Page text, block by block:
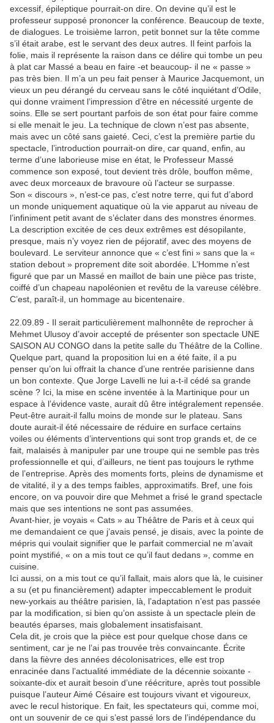
excessif, épileptique pourrait-on dire. On devine qu’il est le
professeur supposé prononcer la conférence. Beaucoup de texte,
de dialogues. Le troisième larron, petit bonnet sur la tête comme
s’il était arabe, est le servant des deux autres. Il feint parfois la
folie, mais il représente la raison dans ce délire qui tombe un peu
à plat car Massé a beau en faire -et beaucoup- il ne « passe »
pas très bien. Il m’a un peu fait penser à Maurice Jacquemont, un
vieux un peu dérangé du cerveau sans le côté inquiétant d’Odile,
qui donne vraiment l’impression d’être en nécessité urgente de
soins. Elle se sert pourtant parfois de son état pour faire comme
si elle menait le jeu. La technique de clown n’est pas absente,
mais avec un côté sans gaieté. Ceci, c’est la première partie du
spectacle, l’introduction pourrait-on dire, car quand, enfin, au
terme d’une laborieuse mise en état, le Professeur Massé
commence son exposé, tout devient très drôle, bouffon même,
avec deux morceaux de bravoure où l’acteur se surpasse.
Son « discours », n’est-ce pas, c’est notre terre, qui fut d’abord
un monde uniquement aquatique où la vie apparut au niveau de
l’infiniment petit avant de s’éclater dans des monstres énormes.
La description excitée de ces deux extrêmes est désopilante,
presque, mais n’y voyez rien de péjoratif, avec des moyens de
boulevard. Le serviteur annonce que « c’est fini » sans que la «
station debout » proprement dite soit abordée. L’Homme n’est
figuré que par un Massé en maillot de bain une pièce pas triste,
coiffé d’un chapeau napoléonien et revêtu de la vareuse célèbre.
C’est, paraît-il, un hommage au bicentenaire.
22.09.89 - Il serait particulièrement malhonnête de reprocher à
Mehmet Ulusoy d’avoir accepté de présenter son spectacle UNE
SAISON AU CONGO dans la petite salle du Théâtre de la Colline.
Quelque part, quand la proposition lui en a été faite, il a pu
penser qu’on lui offrait la chance d’une rentrée parisienne dans
un bon contexte. Que Jorge Lavelli ne lui a-t-il cédé sa grande
scène ? Ici, la mise en scène inventée à la Martinique pour un
espace à l’évidence vaste, aurait dû être intégralement repensée.
Peut-être aurait-il fallu moins de monde sur le plateau. Sans
doute aurait-il été nécessaire de réduire en surface certains
voiles ou éléments d’interventions qui sont trop grands et, de ce
fait, malaisés à manipuler par une troupe qui ne semble pas très
professionnelle et qui, d’ailleurs, ne tient pas toujours le rythme
de l’entreprise. Après des moments forts, pleins de dynamisme et
de vitalité, il y a des temps faibles, approximatifs. Bref, une fois
encore, on va pouvoir dire que Mehmet a frisé le grand spectacle
mais que ses intentions ne sont pas assumées.
Avant-hier, je voyais « Cats » au Théâtre de Paris et à ceux qui
me demandaient ce que j’avais pensé, je disais, avec la pointe de
mépris qui voulait signifier que le parfait commercial ne m’avait
point mystifié, « on a mis tout ce qu’il faut dedans », comme en
cuisine.
Ici aussi, on a mis tout ce qu’il fallait, mais alors que là, le cuisiner
a su (et pu financièrement) adapter impeccablement le produit
new-yorkais au théâtre parisien, là, l’adaptation n’est pas passée
par la modification, si bien qu’on assiste à un spectacle plein de
beautés éparses, mais globalement insatisfaisant.
Cela dit, je crois que la pièce est pour quelque chose dans ce
sentiment, car je ne l’ai pas trouvée très convaincante. Écrite
dans la fièvre des années décolonisatrices, elle est trop
enracinée dans l’actualité immédiate de la décennie soixante -
soixante-dix et aurait besoin d’une réécriture, après tout possible
puisque l’auteur Aimé Césaire est toujours vivant et vigoureux,
avec le recul historique. En fait, les spectateurs qui, comme moi,
ont un souvenir de ce qui s’est passé lors de l’indépendance du